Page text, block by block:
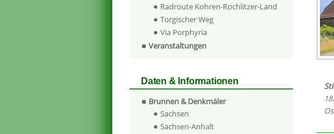
Radroute Kohren-Rochlitzer-Land
Torgischer Weg
Via Porphyria
Veranstaltungen
Daten & Informationen
Brunnen & Denkmäler
Sachsen
Sachsen-Anhalt